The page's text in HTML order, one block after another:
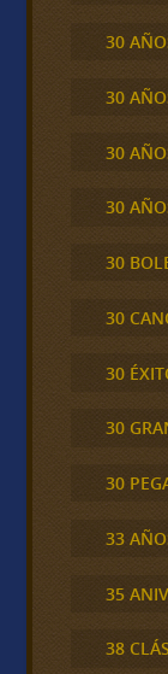
30
30
30
30
30
30
30
30
30
33
35
38